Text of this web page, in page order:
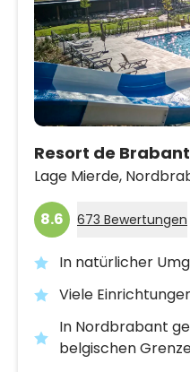
Resort de
Lage Mierde,
8.6 673 Bewertungen
In natürlicher
Viele
In Nordbrabant
belgischen